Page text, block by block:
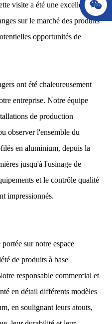
visite a été une excellente
sur le marché des produits
opportunités de
ont été chaleureusement
entreprise. Notre équipe
de production
observer l'ensemble du
en aluminium, depuis la
jusqu'à l'usinage de
et le contrôle qualité
impressionnés.
sur notre espace
de produits à base
responsable commercial et
en détail différents modèles
en soulignant leurs atouts,